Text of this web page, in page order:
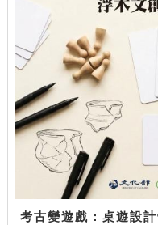
考古變遊戲：桌遊設